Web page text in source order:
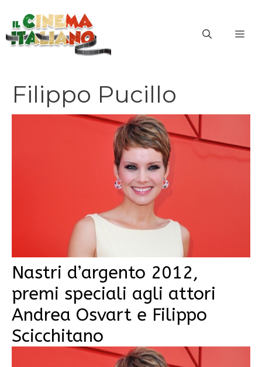
contenuto
Filippo Pucillo
Nastri d’argento 2012,
premi speciali agli attori
Andrea Osvart e Filippo
Scicchitano